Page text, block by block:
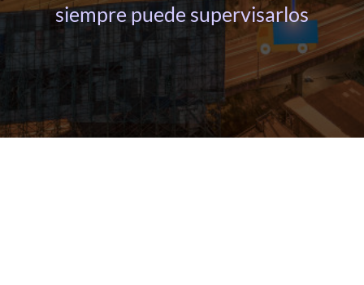
siempre puede supervisarlos